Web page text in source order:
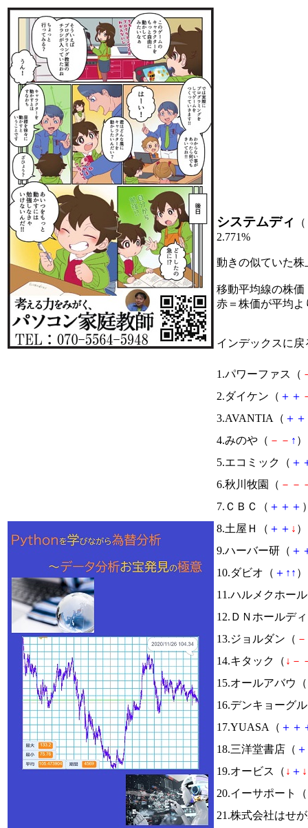
システムディ （
2.771%
動きの似ていた
移動平均線の株価
赤＝株価が平均
インデックスに戻
1.パワーファス（
2.ダイケン（ ＋ ＋
3.AVANTIA（ ＋ ＋
4.みのや（ － － ↑
5.エコミック（ ＋
6.秋川牧園（ － －
7.ＣＢＣ（ ＋ ＋ ＋
8.土屋Ｈ（ ＋ ＋ ↓
9.ハーバー研（ ＋
10.ダビオ（ ＋ ↑ ↑
11.ハルメクホー
12.ＤＮホールデ
13.ジョルダン（ －
14.キタック（ ↓ －
15.オールアバウ（
16.デンキョーグ
17.YUASA（ ＋ ＋
18.三洋堂書店（ ＋
19.オービス（ ↓ ＋ ↓
20.イーサポート（
21.株式会社はせ